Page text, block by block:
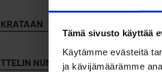
Tämä sivusto käyttää
Käytämme evästeitä
ja kävijämäärämme
NUMERO